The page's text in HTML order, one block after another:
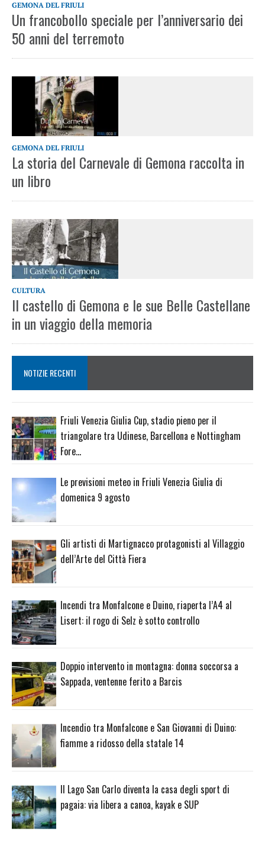
GEMONA DEL FRIULI
Un francobollo speciale per l’anniversario dei
50 anni del terremoto
GEMONA DEL FRIULI
La storia del Carnevale di Gemona raccolta in
un libro
CULTURA
Il castello di Gemona e le sue Belle Castellane
in un viaggio della memoria
NOTIZIE RECENTI
Friuli Venezia Giulia Cup, stadio pieno per il
triangolare tra Udinese, Barcellona e Nottingham
Fore…
Le previsioni meteo in Friuli Venezia Giulia di
domenica 9 agosto
Gli artisti di Martignacco protagonisti al Villaggio
dell’Arte del Città Fiera
Incendi tra Monfalcone e Duino, riaperta l’A4 al
Lisert: il rogo di Selz è sotto controllo
Doppio intervento in montagna: donna soccorsa a
Sappada, ventenne ferito a Barcis
Incendio tra Monfalcone e San Giovanni di Duino:
fiamme a ridosso della statale 14
Il Lago San Carlo diventa la casa degli sport di
pagaia: via libera a canoa, kayak e SUP